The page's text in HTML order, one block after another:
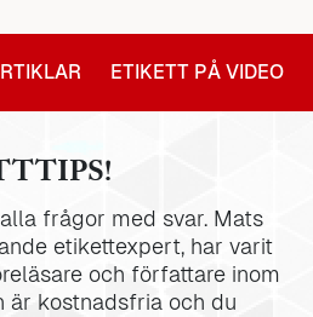
ETIKETT PÅ VIDEO
frågor med svar. Mats
etikettexpert, har varit
och författare inom
är kostnadsfria och du